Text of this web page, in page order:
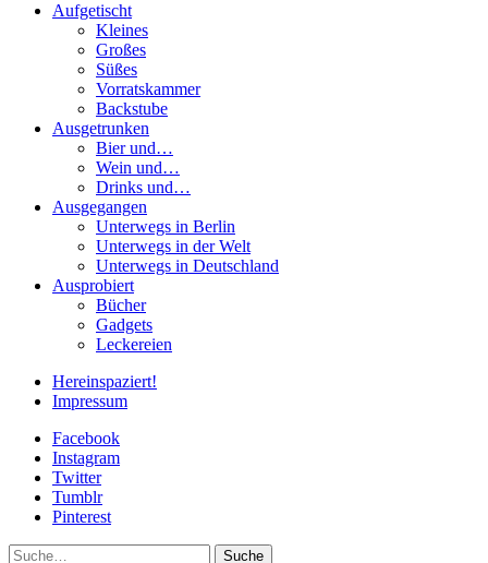
Aufgetischt
Kleines
Großes
Süßes
Vorratskammer
Backstube
Ausgetrunken
Bier und…
Wein und…
Drinks und…
Ausgegangen
Unterwegs in Berlin
Unterwegs in der Welt
Unterwegs in Deutschland
Ausprobiert
Bücher
Gadgets
Leckereien
Hereinspaziert!
Impressum
Facebook
Instagram
Twitter
Tumblr
Pinterest
Suche